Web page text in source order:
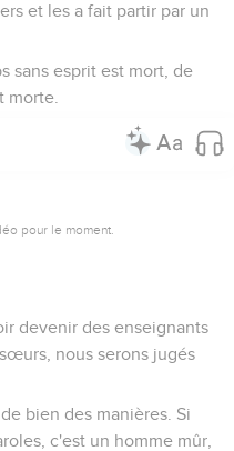
et les a fait partir par un
sans esprit est mort, de
morte.
pour le moment.
devenir des enseignants
nous serons jugés
bien des manières. Si
c'est un homme mûr,